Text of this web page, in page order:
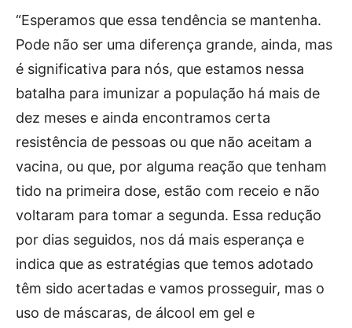
“Esperamos que essa tendência se mantenha.
Pode não ser uma diferença grande, ainda, mas
é significativa para nós, que estamos nessa
batalha para imunizar a população há mais de
dez meses e ainda encontramos certa
resistência de pessoas ou que não aceitam a
vacina, ou que, por alguma reação que tenham
tido na primeira dose, estão com receio e não
voltaram para tomar a segunda. Essa redução
por dias seguidos, nos dá mais esperança e
indica que as estratégias que temos adotado
têm sido acertadas e vamos prosseguir, mas o
uso de máscaras, de álcool em gel e